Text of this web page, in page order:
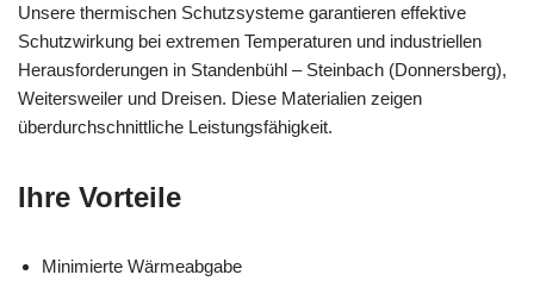
Unsere thermischen Schutzsysteme garantieren effektive
Schutzwirkung bei extremen Temperaturen und industriellen
Herausforderungen in Standenbühl – Steinbach (Donnersberg),
Weitersweiler und Dreisen. Diese Materialien zeigen
überdurchschnittliche Leistungsfähigkeit.
Ihre Vorteile
Minimierte Wärmeabgabe